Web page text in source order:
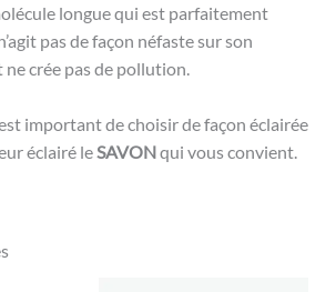
longue qui est parfaitement
pas de façon néfaste sur son
crée pas de pollution.
important de choisir de façon éclairée
éclairé leSAVONqui vous convient.